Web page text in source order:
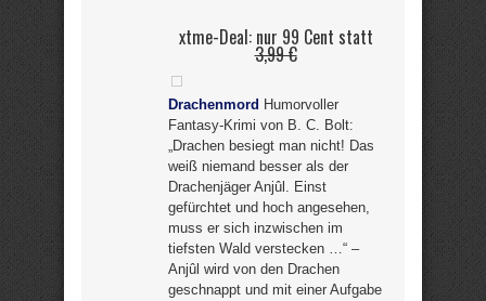
xtme-Deal: nur 99 Cent statt
3,99 €
Drachenmord Humorvoller
Fantasy-Krimi von B. C. Bolt:
„Drachen besiegt man nicht! Das
weiß niemand besser als der
Drachenjäger Anjûl. Einst
gefürchtet und hoch angesehen,
muss er sich inzwischen im
tiefsten Wald verstecken …“ –
Anjûl wird von den Drachen
geschnappt und mit einer Aufgabe